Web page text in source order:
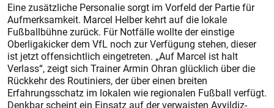
Eine zusätzliche Personalie sorgt im Vorfeld der Partie für
Aufmerksamkeit. Marcel Helber kehrt auf die lokale
Fußballbühne zurück. Für Notfälle wollte der einstige
Oberligakicker dem VfL noch zur Verfügung stehen, dieser
ist jetzt offensichtlich eingetreten. „Auf Marcel ist halt
Verlass“, zeigt sich Trainer Armin Ohran glücklich über die
Rückkehr des Routiniers, der über einen breiten
Erfahrungsschatz im lokalen wie regionalen Fußball verfügt.
Denkbar scheint ein Einsatz auf der verwaisten Ayyildiz-